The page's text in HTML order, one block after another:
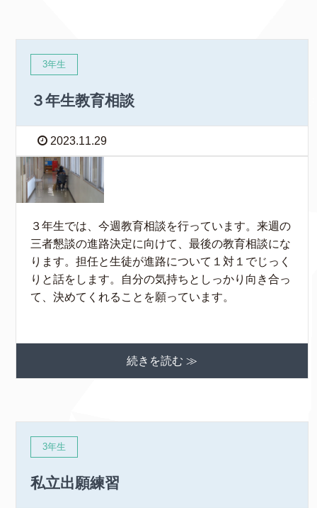
3年生
３年生教育相談
2023.11.29
３年生では、今週教育相談を行っています。来週の
三者懇談の進路決定に向けて、最後の教育相談にな
ります。担任と生徒が進路について１対１でじっく
りと話をします。自分の気持ちとしっかり向き合っ
て、決めてくれることを願っています。
続きを読む ≫
3年生
私立出願練習